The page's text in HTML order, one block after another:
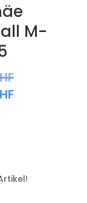
M-